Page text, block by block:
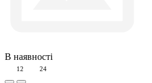
В наявності
12 24